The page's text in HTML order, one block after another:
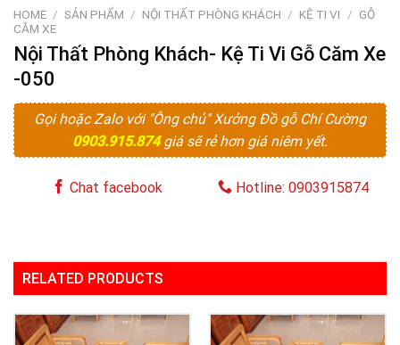
HOME / SẢN PHẨM / NỘI THẤT PHÒNG KHÁCH / KỆ TI VI / GỖ
CĂM XE
Nội Thất Phòng Khách- Kệ Ti Vi Gỗ Căm Xe
-050
Gọi hoặc Zalo với "Ông chủ" Xưởng Đồ gỗ Chí Cường
0903.915.874giá sẽ rẻ hơn giá niêm yết.
Chat facebook Hotline: 0903915874
RELATED PRODUCTS